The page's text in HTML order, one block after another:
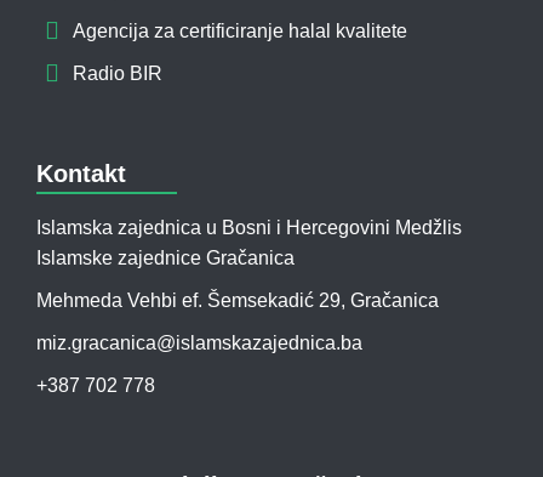
Agencija za certificiranje halal kvalitete
Radio BIR
Kontakt
Islamska zajednica u Bosni i Hercegovini Medžlis
Islamske zajednice Gračanica
Mehmeda Vehbi ef. Šemsekadić 29, Gračanica
miz.gracanica@islamskazajednica.ba
+387 702 778